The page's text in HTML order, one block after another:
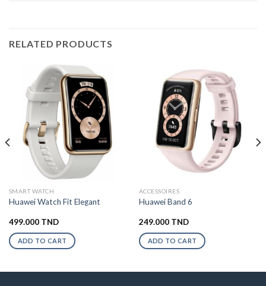
RELATED PRODUCTS
SMART WATCH
Huawei Watch Fit Elegant
499.000 TND
ADD TO CART
ACCESSOIRES
Huawei Band 6
249.000 TND
ADD TO CART